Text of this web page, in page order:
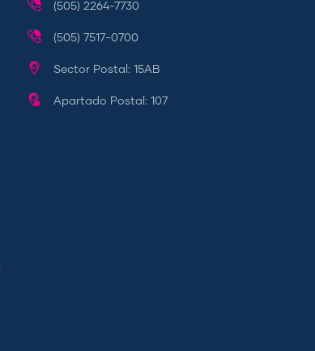
(505) 2264-7730
(505) 7517-0700
Sector Postal: 15AB
Apartado Postal: 107